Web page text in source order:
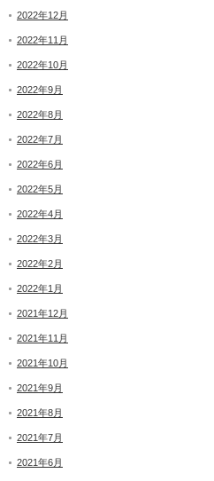
2022年12月
2022年11月
2022年10月
2022年9月
2022年8月
2022年7月
2022年6月
2022年5月
2022年4月
2022年3月
2022年2月
2022年1月
2021年12月
2021年11月
2021年10月
2021年9月
2021年8月
2021年7月
2021年6月